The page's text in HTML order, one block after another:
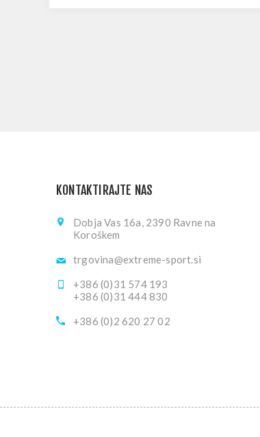
KONTAKTIRAJTE NAS
Dobja Vas 16a, 2390 Ravne na
Koroškem
trgovina@extreme-sport.si
+386 (0)31 574 193
+386 (0)31 444 830
+386 (0)2 620 27 02